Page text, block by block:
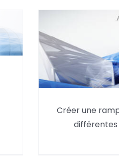
Créer une
Créer une
différentes